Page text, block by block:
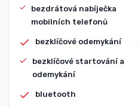
bezdrátová nabíječka
mobilních telefonů
bezklíčové odemykání
bezklíčové startování a
odemykání
bluetooth